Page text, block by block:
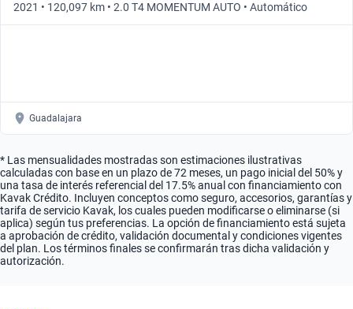
2021 • 120,097 km • 2.0 T4 MOMENTUM AUTO • Automático
Guadalajara
* Las mensualidades mostradas son estimaciones ilustrativas
calculadas con base en un plazo de 72 meses, un pago inicial del 50% y
una tasa de interés referencial del 17.5% anual con financiamiento con
Kavak Crédito. Incluyen conceptos como seguro, accesorios, garantías y
tarifa de servicio Kavak, los cuales pueden modificarse o eliminarse (si
aplica) según tus preferencias. La opción de financiamiento está sujeta
a aprobación de crédito, validación documental y condiciones vigentes
del plan. Los términos finales se confirmarán tras dicha validación y
autorización.